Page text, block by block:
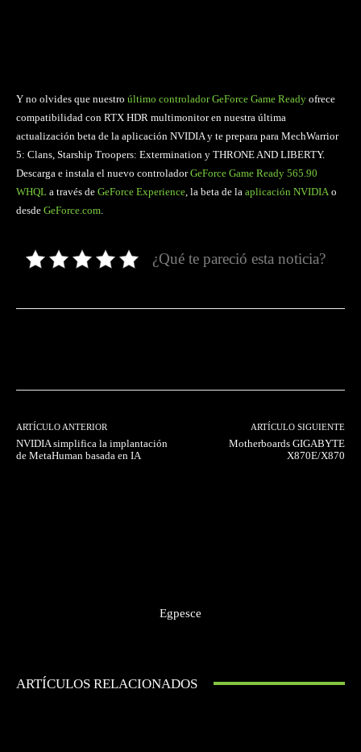
Y no olvides que nuestro último controlador GeForce Game Ready ofrece
compatibilidad con RTX HDR multimonitor en nuestra última
actualización beta de la aplicación NVIDIA y te prepara para MechWarrior
5: Clans, Starship Troopers: Extermination y THRONE AND LIBERTY.
Descarga e instala el nuevo controladorGeForce Game Ready 565.90
WHQL a través de GeForce Experience , la beta de la aplicación NVIDIA o
desde GeForce.com
¿Qué te pareció esta noticia?
ARTÍCULO ANTERIOR
NVIDIA simplifica la implantación
de MetaHuman basada en IA
ARTÍCULO SIGUIENTE
Motherboards GIGABYTE
X870E/X870
Egpesce
ARTÍCULOS RELACIONADOS